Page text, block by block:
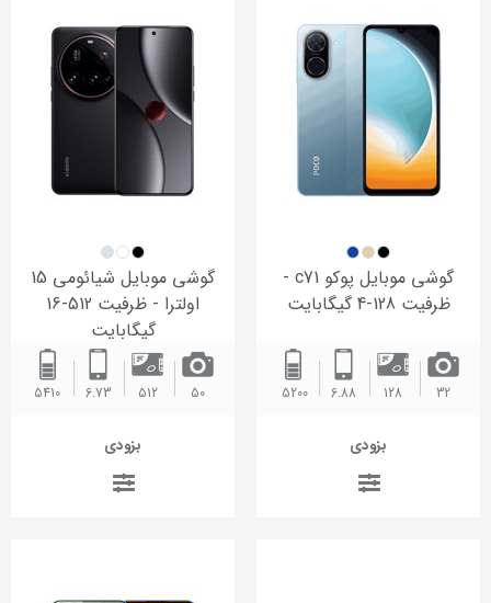
گوشی موبایل پوکو c71 -
ظرفیت 128-4 گیگابایت
32
128
6.88
5200 ‌
بزودی
گوشی موبایل شیائومی 15
اولترا - ظرفیت 512-16
گیگابایت
50
512
6.73
5410
بزودی